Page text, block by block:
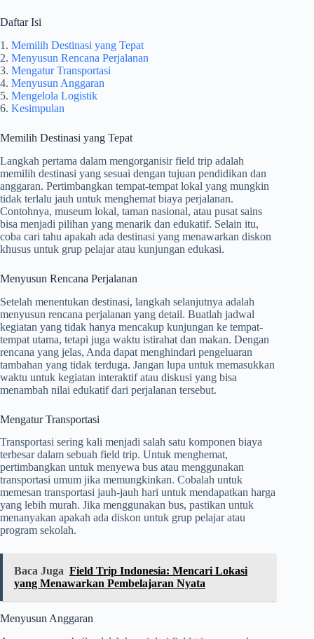
Daftar Isi
1. Memilih Destinasi yang Tepat
2. Menyusun Rencana Perjalanan
3. Mengatur Transportasi
4. Menyusun Anggaran
5. Mengelola Logistik
6. Kesimpulan
Memilih Destinasi yang Tepat
Langkah pertama dalam mengorganisir field trip adalah
memilih destinasi yang sesuai dengan tujuan pendidikan dan
anggaran. Pertimbangkan tempat-tempat lokal yang mungkin
tidak terlalu jauh untuk menghemat biaya perjalanan.
Contohnya, museum lokal, taman nasional, atau pusat sains
bisa menjadi pilihan yang menarik dan edukatif. Selain itu,
coba cari tahu apakah ada destinasi yang menawarkan diskon
khusus untuk grup pelajar atau kunjungan edukasi.
Menyusun Rencana Perjalanan
Setelah menentukan destinasi, langkah selanjutnya adalah
menyusun rencana perjalanan yang detail. Buatlah jadwal
kegiatan yang tidak hanya mencakup kunjungan ke tempat-
tempat utama, tetapi juga waktu istirahat dan makan. Dengan
rencana yang jelas, Anda dapat menghindari pengeluaran
tambahan yang tidak terduga. Jangan lupa untuk memasukkan
waktu untuk kegiatan interaktif atau diskusi yang bisa
menambah nilai edukatif dari perjalanan tersebut.
Mengatur Transportasi
Transportasi sering kali menjadi salah satu komponen biaya
terbesar dalam sebuah field trip. Untuk menghemat,
pertimbangkan untuk menyewa bus atau menggunakan
transportasi umum jika memungkinkan. Cobalah untuk
memesan transportasi jauh-jauh hari untuk mendapatkan harga
yang lebih murah. Jika menggunakan bus, pastikan untuk
menanyakan apakah ada diskon untuk grup pelajar atau
program sekolah.
Baca Juga Field Trip Indonesia: Mencari Lokasi
yang Menawarkan Pembelajaran Nyata
Menyusun Anggaran